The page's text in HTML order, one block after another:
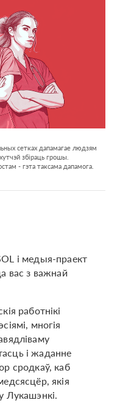
сетках дапамагае людзям
збіраць грошы.
- гэта таксама дапамога.
і медыя-праект
вас з важнай
работнікі
многія
і жаданне
сродкаў, каб
якія
Лукашэнкі.